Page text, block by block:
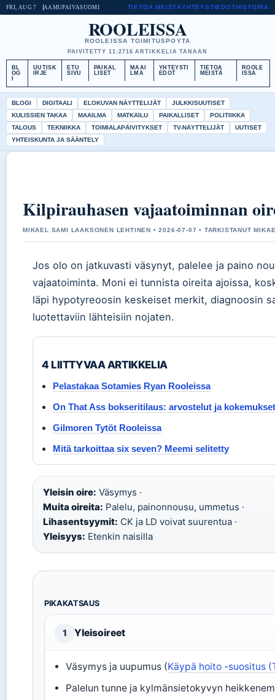
FRI, AUG 7 AAMUPAIVASUOMI TIETOA MEISTÄYHTEYSTIEDOTHISTORIA
ROOLEISSA
ROOLEISSA TOIMITUSPOYTA
PAIVITETTY 11:2716 ARTIKKELIA TANAAN
BL
OG
UUTISK
IRJE
ETU
SIVU
PAIKAL
LISET
MAAI
LMA
YHTEYSTI
EDOT
TIETOA
MEISTÄ
ROOLE
ISSA
BLOGI DIGITAALI ELOKUVAN NÄYTTELIJÄT
JULKKISUUTISET
KULISSIEN TAKAA
MAAILMA MATKAILU PAIKALLISET
POLITIIKKA
TALOUS
TEKNIIKKA TOIMIALAPÄIVITYKSET TV-NÄYTTELIJÄT
UUTISET
YHTEISKUNTA JA SÄÄNTELY
Kilpirauhasen vajaatoiminnan
MIKAEL SAMI LAAKSONEN LEHTINEN • 2026-07-07 • TARKISTANUT
Jos olo on jatkuvasti väsynyt, palelee ja paino
vajaatoiminta. Moni ei tunnista oireita ajoissa,
läpi hypotyreoosin keskeiset merkit, diagnoosin
luotettaviin lähteisiin nojaten.
4 LIITTYVAA ARTIKKELIA
Pelastakaa Sotamies Ryan Rooleissa
On That Ass bokseritilaus: arvostelut ja kokemukset
Gilmoren Tytöt Rooleissa
Mitä tarkoittaa six seven? Meemi selitetty
Yleisin oire: Väsymys ·
Muita oireita: Palelu, painonnousu, ummetus ·
Lihasentsyymit: CK ja LD voivat suurentua ·
Yleisyys: Etenkin naisilla
PIKAKATSAUS
1 Yleisoireet
Väsymys ja uupumus (Käypä hoito -suositus
Palelun tunne ja kylmänsietokyvyn